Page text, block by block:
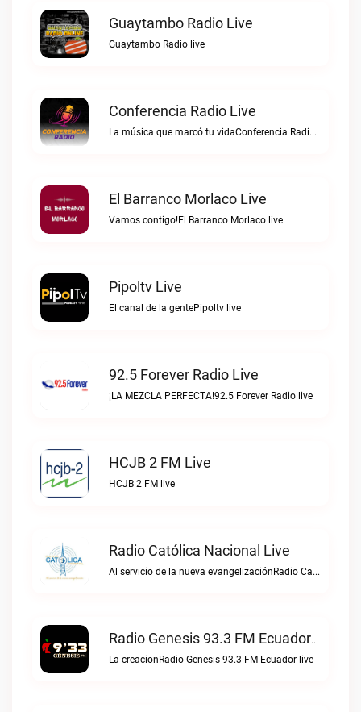
Guaytambo Radio Live
Guaytambo Radio live
Conferencia Radio Live
La música que marcó tu vidaConferencia Radio live
El Barranco Morlaco Live
Vamos contigo!El Barranco Morlaco live
Pipoltv Live
El canal de la gentePipoltv live
92.5 Forever Radio Live
¡LA MEZCLA PERFECTA!92.5 Forever Radio live
HCJB 2 FM Live
HCJB 2 FM live
Radio Católica Nacional Live
Al servicio de la nueva evangelizaciónRadio Católica Nacional live
Radio Genesis 93.3 FM Ecuador Live
La creacionRadio Genesis 93.3 FM Ecuador live